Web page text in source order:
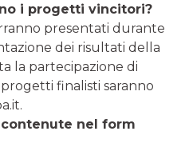
i progetti vincitori?
presentati durante
dei risultati della
la partecipazione di
finalisti saranno
nel form